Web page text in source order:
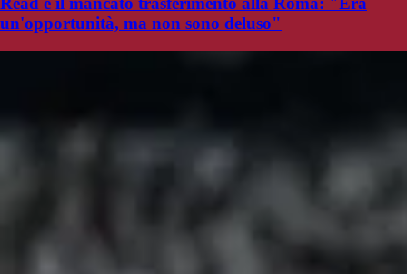
un'opportunità, ma non sono deluso"